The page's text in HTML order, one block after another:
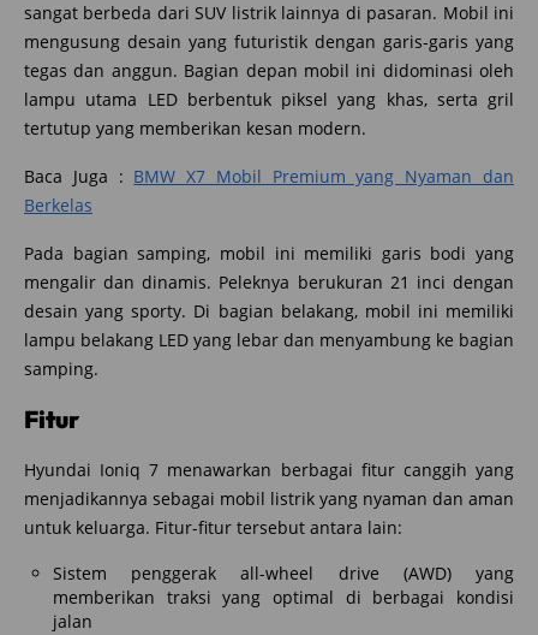
sangat berbeda dari SUV listrik lainnya di pasaran. Mobil ini
mengusung desain yang futuristik dengan garis-garis yang
tegas dan anggun. Bagian depan mobil ini didominasi oleh
lampu utama LED berbentuk piksel yang khas, serta gril
tertutup yang memberikan kesan modern.
Baca Juga : BMW X7 Mobil Premium yang Nyaman dan
Berkelas
Pada bagian samping, mobil ini memiliki garis bodi yang
mengalir dan dinamis. Peleknya berukuran 21 inci dengan
desain yang sporty. Di bagian belakang, mobil ini memiliki
lampu belakang LED yang lebar dan menyambung ke bagian
samping.
Fitur
Hyundai Ioniq 7 menawarkan berbagai fitur canggih yang
menjadikannya sebagai mobil listrik yang nyaman dan aman
untuk keluarga. Fitur-fitur tersebut antara lain:
Sistem penggerak all-wheel drive (AWD) yang
memberikan traksi yang optimal di berbagai kondisi
jalan